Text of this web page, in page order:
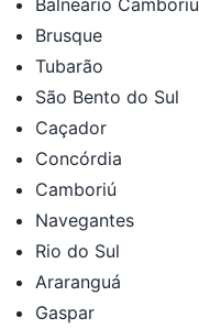
Brusque
Tubarão
São Bento do Sul
Caçador
Concórdia
Camboriú
Navegantes
Rio do Sul
Araranguá
Gaspar